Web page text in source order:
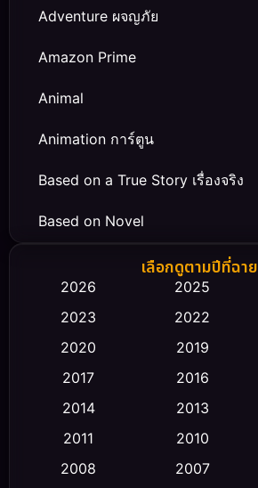
Adventure ผจญภัย
Amazon Prime
Animal
Animation การ์ตูน
Based on a True Story เรื่องจริง
Based on Novel
Biography ชีวิตจริง
Classic หนังคลาสสิก
Comedy ตลก
Conspiracy
เลือกดูตามปีที่ฉาย
2026 2025
2023
2022
2020
2019
2017
2016
2014
2013
2011
2010
2008
2007